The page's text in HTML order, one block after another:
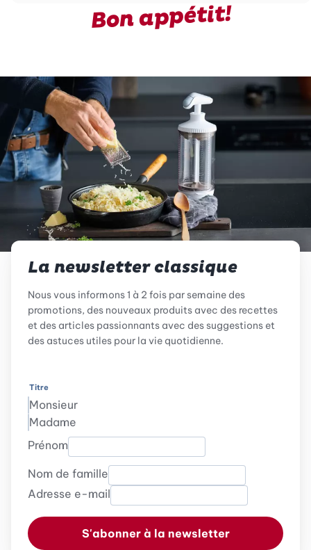
Bon appétit!
La newsletter classique
Nous vous informons 1 à 2 fois par semaine des
promotions, des nouveaux produits avec des recettes
et des articles passionnants avec des suggestions et
des astuces utiles pour la vie quotidienne.
Titre
Monsieur
Madame
Prénom
Nom de famille
Adresse e-mail
S'abonner à la newsletter